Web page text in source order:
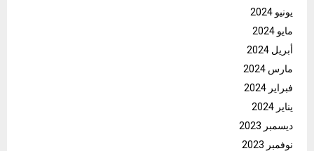
يونيو 2024
مايو 2024
أبريل 2024
مارس 2024
فبراير 2024
يناير 2024
ديسمبر 2023
نوفمبر 2023